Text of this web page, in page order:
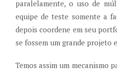
paralelamente, o uso de
equipe de teste somente a
depois coordene em seu
se fossem um grande projeto
Temos assim um mecanismo